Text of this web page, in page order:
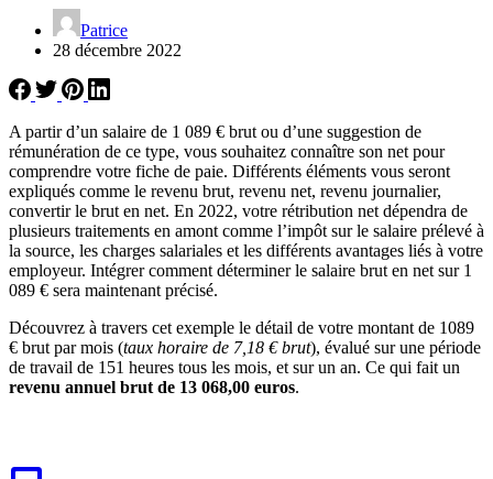
Patrice
28 décembre 2022
A partir d’un salaire de 1 089 € brut ou d’une suggestion de
rémunération de ce type, vous souhaitez connaître son net pour
comprendre votre fiche de paie. Différents éléments vous seront
expliqués comme le revenu brut, revenu net, revenu journalier,
convertir le brut en net. En 2022, votre rétribution net dépendra de
plusieurs traitements en amont comme l’impôt sur le salaire prélevé à
la source, les charges salariales et les différents avantages liés à votre
employeur. Intégrer comment déterminer le salaire brut en net sur 1
089 € sera maintenant précisé.
Découvrez à travers cet exemple le détail de votre montant de 1089
€ brut par mois (taux horaire de 7,18 € brut), évalué sur une période
de travail de 151 heures tous les mois, et sur un an. Ce qui fait un
revenu annuel brut de 13 068,00 euros.